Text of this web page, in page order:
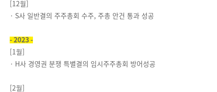
[12월]
· S사 일반결의 주주총회 수주, 주총 안건 통과 성공
- 2023 -
[1월]
· H사 경영권 분쟁 특별결의 임시주주총회 방어성공
[2월]